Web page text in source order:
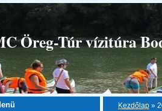
Öreg-Túr vízitúra
Kezdőlap »